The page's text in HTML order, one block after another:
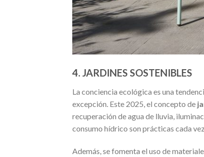
4. JARDINES SOSTENIBLES
La conciencia ecológica es una
excepción. Este 2025, el concepto de
recuperación de agua de lluvia,
consumo hídrico son prácticas cada
Además, se fomenta el uso de